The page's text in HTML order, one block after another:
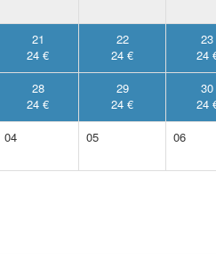
21
24 €
22
24 €
23
24
28
24 €
29
24 €
30
24
04 05 06